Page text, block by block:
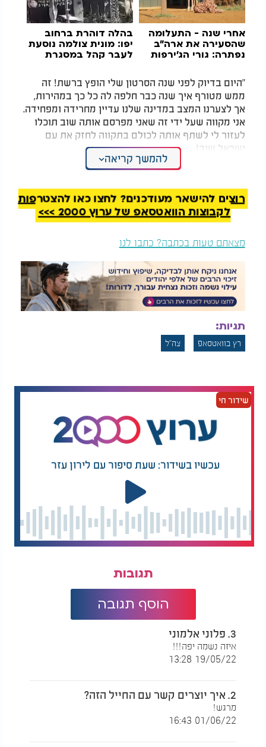
אחרי שנה - התעלומה
שהסעירה את ארה"ב
נפתרה: גורי הג'ירפות
בהלה דוהרת ברחוב
יפו: מונית צולמה נוסעת
לעבר קהל במסגרת
"היום בדיוק לפני שנה הסרטון שלי הופץ ברשת! זה
ממש מטורף איך שנה כבר חלפה לה כל כך במהירות,
אך לצערנו המצב במדינה שלנו עדיין מחרידה ומפחידה.
אני מקווה שעל ידי זה שאני מפרסם אותה שוב תוכלו
לעזור לי לשתף אותה לכולם בתקווה לחזק את עם
ישראל שוב!
עם ישראל חי ואל תשכחו שהקדוש ברוך הוא כל הזמן
להמשך קריאה
רוצים להישאר מעודכנים? לחצו כאן להצטרפות
לקבוצות הוואטסאפ של ערוץ 2000 >>>
מצאתם טעות בכתבה? כתבו לנו
תגיות:
רץ בוואטסאפ צה"ל
שידור חי
עכשיו בשידור: שעת סיפור עם לירון עזר
תגובות
הוסף תגובה
3. פלוני אלמוני
איזה נשמה יפה!!!
19/05/22 13:28
2. איך יוצרים קשר עם החייל הזה?
מרגש!
01/06/22 16:43